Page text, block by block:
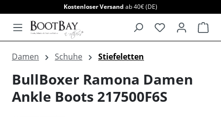
Kostenloser Versand ab 40€ (DE)
Damen Schuhe Stiefeletten
BullBoxer Ramona Damen
Ankle Boots 217500F6S